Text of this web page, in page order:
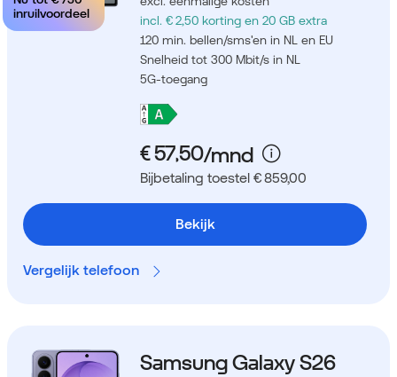
inruilvoordeel
incl. € 2,50 korting en 20 GB extra
120 min. bellen/sms'en in NL en EU
Snelheid tot 300 Mbit/s in NL
5G-toegang
Bijbetaling toestel € 859,00
Bekijk
Vergelijk telefoon
Samsung Galaxy S26